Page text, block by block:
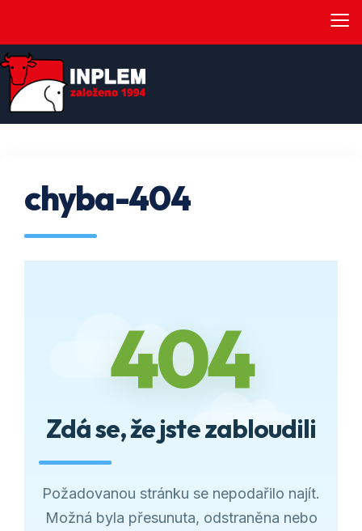
chyba-404
404
Zdá se, že jste zabloudili
Požadovanou stránku se nepodařilo najít.
Možná byla přesunuta, odstraněna nebo
≡